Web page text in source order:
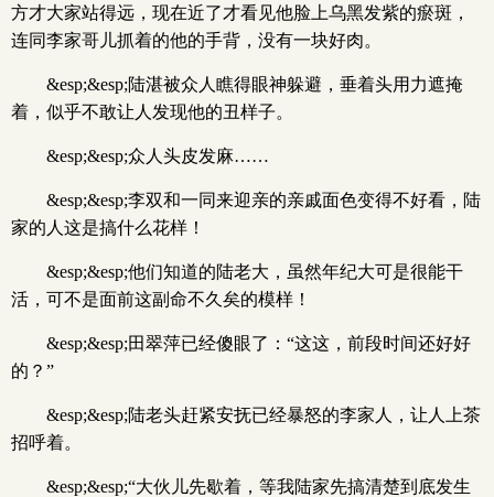
方才大家站得远，现在近了才看见他脸上乌黑发紫的瘀斑，
连同李家哥儿抓着的他的手背，没有一块好肉。
&esp;&esp;陆湛被众人瞧得眼神躲避，垂着头用力遮掩
着，似乎不敢让人发现他的丑样子。
&esp;&esp;众人头皮发麻……
&esp;&esp;李双和一同来迎亲的亲戚面色变得不好看，陆
家的人这是搞什么花样！
&esp;&esp;他们知道的陆老大，虽然年纪大可是很能干
活，可不是面前这副命不久矣的模样！
&esp;&esp;田翠萍已经傻眼了：“这这，前段时间还好好
的？”
&esp;&esp;陆老头赶紧安抚已经暴怒的李家人，让人上茶
招呼着。
&esp;&esp;“大伙儿先歇着，等我陆家先搞清楚到底发生